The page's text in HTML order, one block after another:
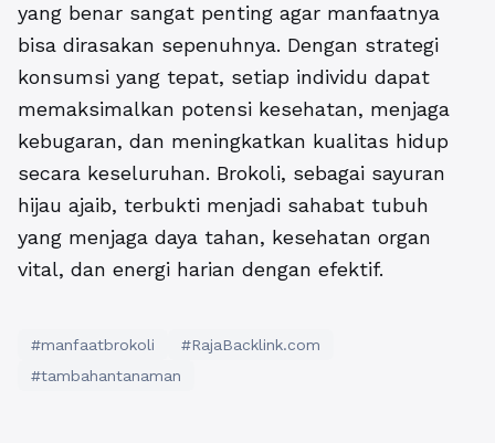
yang benar sangat penting agar manfaatnya
bisa dirasakan sepenuhnya. Dengan strategi
konsumsi yang tepat, setiap individu dapat
memaksimalkan potensi kesehatan, menjaga
kebugaran, dan meningkatkan kualitas hidup
secara keseluruhan. Brokoli, sebagai sayuran
hijau ajaib, terbukti menjadi sahabat tubuh
yang menjaga daya tahan, kesehatan organ
vital, dan energi harian dengan efektif.
#manfaatbrokoli
#RajaBacklink.com
#tambahantanaman